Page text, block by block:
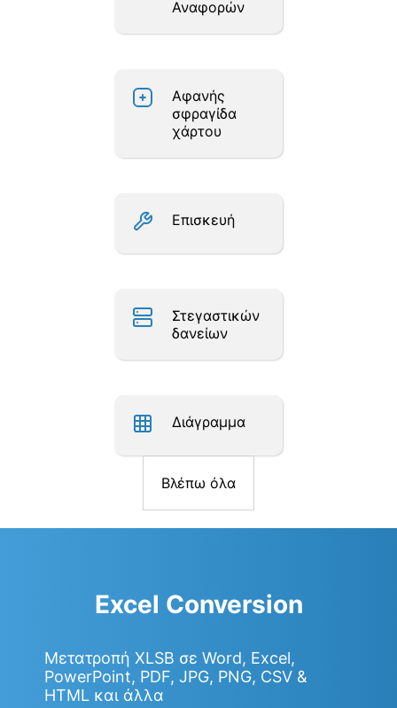
Αναφορών
Αφανής
σφραγίδα
χάρτου
Επισκευή
Στεγαστικών
δανείων
Διάγραμμα
Βλέπω όλα
Excel Conversion
Μετατροπή XLSB σε Word, Excel,
PowerPoint, PDF, JPG, PNG, CSV &
HTML και άλλα